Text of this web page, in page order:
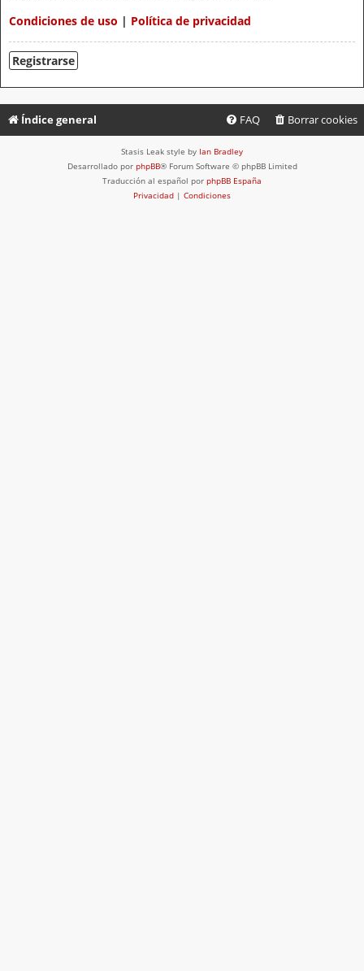
Condiciones de uso | Política de privacidad
Registrarse
Índice general Borrar cookies
FAQ
Stasis Leak style by Ian Bradley
Desarrollado por phpBB® Forum Software © phpBB Limited
Traducción al español por phpBB España
Privacidad | Condiciones